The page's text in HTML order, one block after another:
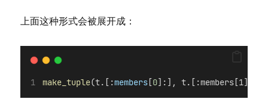
上面这种形式会被展开成：
make_tuple(t.[:members[0]:], t.[:members[1]:],